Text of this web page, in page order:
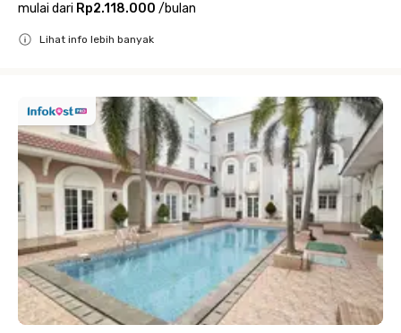
mulai dari Rp2.118.000 /bulan
Lihat info lebih banyak